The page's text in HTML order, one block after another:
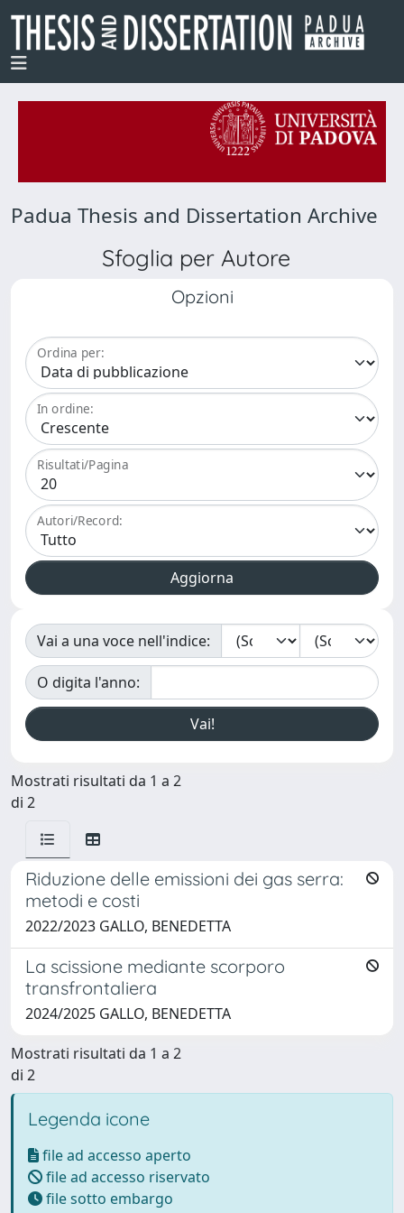
Padua Thesis and Dissertation Archive
Sfoglia per Autore
Opzioni
Ordina per:
In ordine:
Risultati/Pagina
Autori/Record:
Vai a una voce nell'indice:
O digita l'anno:
Mostrati risultati da 1 a 2
di 2
Riduzione delle emissioni dei gas serra:
metodi e costi
2022/2023 GALLO, BENEDETTA
La scissione mediante scorporo
transfrontaliera
2024/2025 GALLO, BENEDETTA
Mostrati risultati da 1 a 2
di 2
Legenda icone
file ad accesso aperto
file ad accesso riservato
file sotto embargo